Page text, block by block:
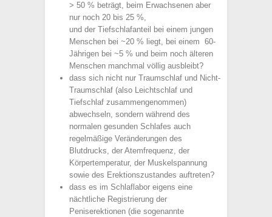
> 50 % beträgt, beim Erwachsenen aber
nur noch 20 bis 25 %,
und der Tiefschlafanteil bei einem jungen
Menschen bei ~20 % liegt, bei einem 60-
Jährigen bei ~5 % und beim noch älteren
Menschen manchmal völlig ausbleibt?
dass sich nicht nur Traumschlaf und Nicht-
Traumschlaf (also Leichtschlaf und
Tiefschlaf zusammengenommen)
abwechseln, sondern während des
normalen gesunden Schlafes auch
regelmäßige Veränderungen des
Blutdrucks, der Atemfrequenz, der
Körpertemperatur, der Muskelspannung
sowie des Erektionszustandes auftreten?
dass es im Schlaflabor eigens eine
nächtliche Registrierung der
Peniserektionen (die sogenannte